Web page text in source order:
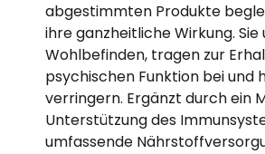
abgestimmten Produkte
ihre ganzheitliche Wirkung.
Wohlbefinden, tragen zur
psychischen Funktion bei und
verringern. Ergänzt durch ein
Unterstützung des
umfassende